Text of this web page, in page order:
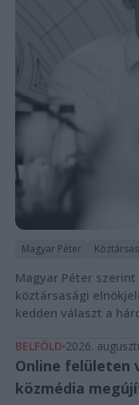
Magyar Péter
Magyar Péter
köztársasági
kedden választ a
BELFÖLD 2026.
Online felületen
közmédia